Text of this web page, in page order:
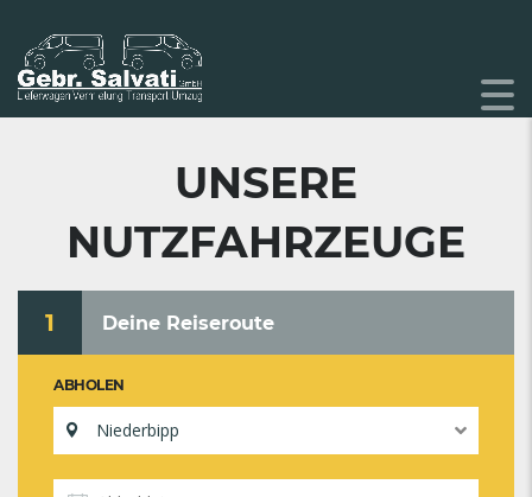
UNSERE
NUTZFAHRZEUGE
1 Deine Reiseroute
ABHOLEN
Niederbipp